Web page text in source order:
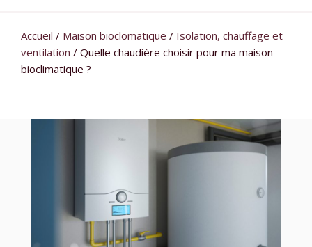
Accueil / Maison bioclomatique / Isolation, chauffage et
ventilation / Quelle chaudière choisir pour ma maison
bioclimatique ?